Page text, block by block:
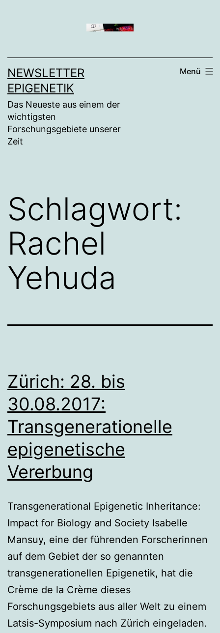
NEWSLETTER
EPIGENETIK
Das Neueste aus einem der
wichtigsten
Forschungsgebiete unserer
Zeit
Menü
Schlagwort:
Rachel
Yehuda
Zürich: 28. bis
30.08.2017:
Transgenerationelle
epigenetische
Vererbung
Transgenerational Epigenetic Inheritance:
Impact for Biology and Society Isabelle
Mansuy, eine der führenden Forscherinnen
auf dem Gebiet der so genannten
transgenerationellen Epigenetik, hat die
Crème de la Crème dieses
Forschungsgebiets aus aller Welt zu einem
Latsis-Symposium nach Zürich eingeladen.